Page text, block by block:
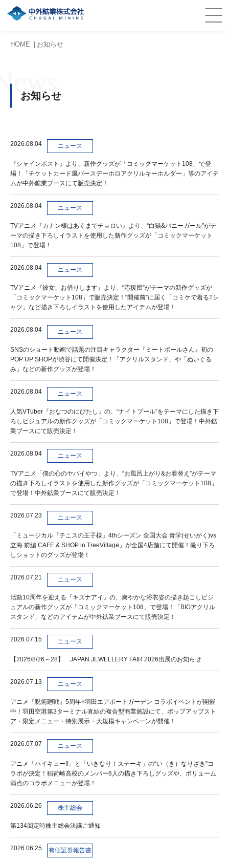
HOME お知らせ
お知らせ
2026.08.04 ニュース
『シャインポスト』より、新作グッズが「コミックマーケット108」で登
場！「チケットカード風バースデーホロアクリルキーホルダー」等のアイテ
ムが中外鉱業ブースにて販売決定！
2026.08.04 ニュース
TVアニメ『カナン様はあくまでチョロい』より、“白猫&バニーガール”がテ
ーマの描き下ろしイラストを使用した新作グッズが「コミックマーケット
108」で登場！
2026.08.04 ニュース
TVアニメ『彼女、お借りします』より、“応援団”がテーマの新作グッズが
「コミックマーケット108」で販売決定！“開催前”に届く「コミケで着るTシ
ャツ」など描き下ろしイラストを使用したアイテムが登場！
2026.08.04 ニュース
SNSのショート動画で話題の注目キャラクター『ミートボールさん』初の
POP UP SHOPが渋谷にて開催決定！「アクリルスタンド」や「ぬいぐる
み」などの新作グッズが登場！
2026.08.04 ニュース
人気VTuber『おなつのにびたし』の、“ナイトプール”をテーマにした描き下
ろしビジュアルの新作グッズが「コミックマーケット108」で登場！中外鉱
業ブースにて販売決定！
2026.08.04 ニュース
TVアニメ「僕の心のヤバイやつ」より、“お風呂上がり&お着替え”がテーマ
の描き下ろしイラストを使用した新作グッズが「コミックマーケット108」
で登場！中外鉱業ブースにて販売決定！
2026.07.23 ニュース
「ミュージカル『テニスの王子様』4thシーズン 全国大会 青学(せいがく)vs
立海 前編 CAFE & SHOP in TreeVillage」が全国4店舗にて開催！撮り下ろ
しショットのグッズが登場！
2026.07.21 ニュース
活動10周年を迎える『キズナアイ』の、爽やかな浴衣姿の描き起こしビジ
ュアルの新作グッズが「コミックマーケット108」で登場！「BIGアクリル
スタンド」などのアイテムが中外鉱業ブースにて販売決定！
2026.07.15 ニュース
【2026/8/26～28】 JAPAN JEWELLERY FAIR 2026出展のお知らせ
2026.07.13 ニュース
アニメ『呪術廻戦』5周年×羽田エアポートガーデン コラボイベントが開催
中！羽田空港第3ターミナル直結の複合型商業施設にて、ポップアップスト
ア・限定メニュー・特別展示・大規模キャンペーンが開催！
2026.07.07 ニュース
アニメ「ハイキュー!!」と「いきなり！ステーキ」の“い（き）なりざき”コ
ラボが決定！稲荷崎高校のメンバー6人の描き下ろしグッズや、ボリューム
満点のコラボメニューが登場！
2026.06.26 株主総会
第134回定時株主総会決議ご通知
2026.06.25 有価証券報告書